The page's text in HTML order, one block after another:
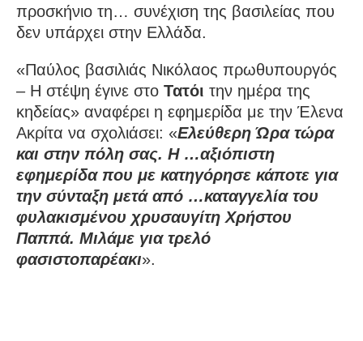
προσκήνιο τη… συνέχιση της βασιλείας που
δεν υπάρχει στην Ελλάδα.
«Παύλος βασιλιάς Νικόλαος πρωθυπουργός
– Η στέψη έγινε στο Τατόι την ημέρα της
κηδείας» αναφέρει η εφημερίδα με την Έλενα
Ακρίτα να σχολιάσει: «Ελεύθερη Ώρα τώρα
και στην πόλη σας. H …αξιόπιστη
εφημερίδα που με κατηγόρησε κάποτε για
την σύνταξη μετά από …καταγγελία του
φυλακισμένου χρυσαυγίτη Χρήστου
Παππά. Μιλάμε για τρελό
φασιστοπαρέακι».